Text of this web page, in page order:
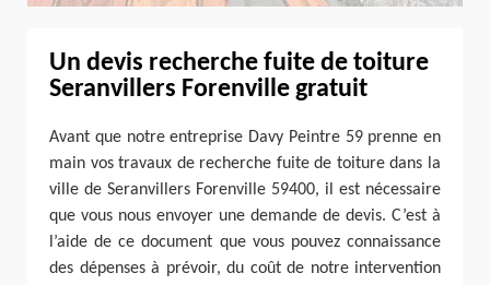
Un devis recherche fuite de toiture
Seranvillers Forenville gratuit
Avant que notre entreprise Davy Peintre 59 prenne en
main vos travaux de recherche fuite de toiture dans la
ville de Seranvillers Forenville 59400, il est nécessaire
que vous nous envoyer une demande de devis. C’est à
l’aide de ce document que vous pouvez connaissance
des dépenses à prévoir, du coût de notre intervention